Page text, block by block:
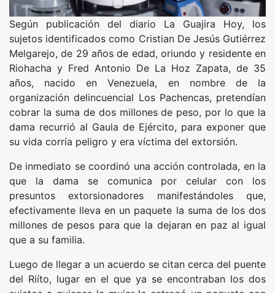
Según publicación del diario La Guajira Hoy, los
sujetos identificados como Cristian De Jesús Gutiérrez
Melgarejo, de 29 años de edad, oriundo y residente en
Riohacha y Fred Antonio De La Hoz Zapata, de 35
años, nacido en Venezuela, en nombre de la
organización delincuencial Los Pachencas, pretendían
cobrar la suma de dos millones de peso, por lo que la
dama recurrió al Gaula de Ejército, para exponer que
su vida corría peligro y era víctima del extorsión.
De inmediato se coordinó una acción controlada, en la
que la dama se comunica por celular con los
presuntos extorsionadores manifestándoles que,
efectivamente lleva en un paquete la suma de los dos
millones de pesos para que la dejaran en paz al igual
que a su familia.
Luego de llegar a un acuerdo se citan cerca del puente
del Riíto, lugar en el que ya se encontraban los dos